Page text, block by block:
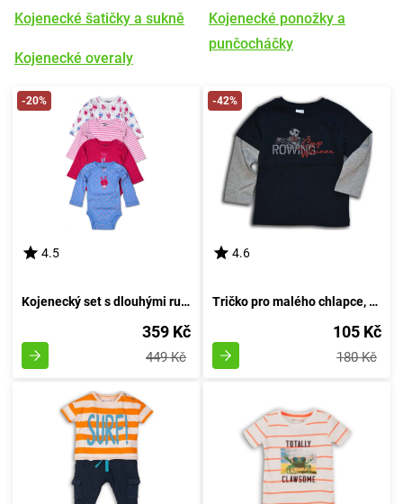
Kojenecké šatičky a sukně
Kojenecké overaly
Kojenecké ponožky a
punčocháčky
-20%
4.5
Kojenecký set s dlouhými rukávy, Pidilidi, PD1003, pro dívku - velikost 68/74 | 6-9 měsíců
359 Kč
449 Kč
-42%
4.6
Tričko pro malého chlapce, s dlouhými rukávy, od značky Wendee, v tmavě modrém provedení - velikost 98 | Věk 3 roky
105 Kč
180 Kč